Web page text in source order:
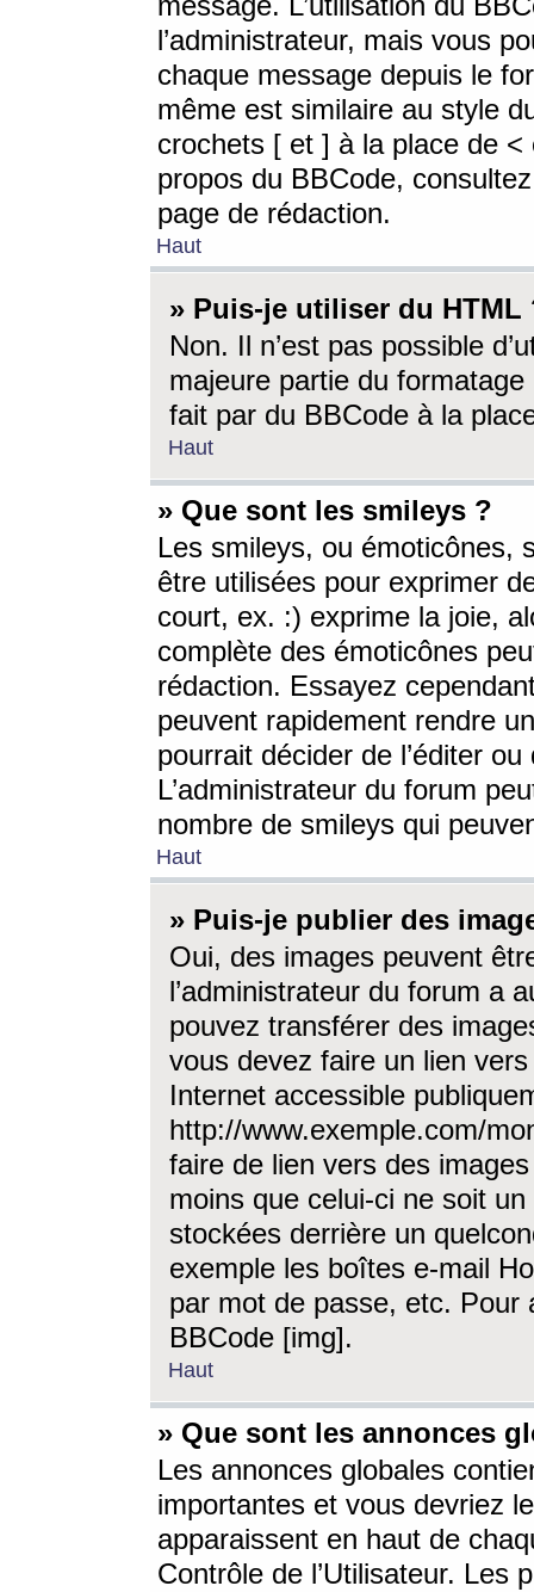
l’administrateur, mais vous
chaque message depuis le
même est similaire au style
crochets [ et ] à la place de <
propos du BBCode,
page de rédaction.
Haut
» Puis-je utiliser du HTML
Non. Il n’est pas possible
majeure partie du
fait par du BBCode à la
Haut
» Que sont les smileys ?
Les smileys, ou émoticônes,
être utilisées pour exprimer
court, ex. :) exprime la joie,
complète des émoticônes
rédaction. Essayez
peuvent rapidement rendre
pourrait décider de l’éditer
L’administrateur du forum
nombre de smileys qui
Haut
» Puis-je publier des
Oui, des images peuvent
l’administrateur du forum a
pouvez transférer des
vous devez faire un lien
Internet accessible
http://www.exemple.com/
faire de lien vers des
moins que celui-ci ne soit
stockées derrière un
exemple les boîtes e-mail
par mot de passe, etc. Pour
BBCode [img].
Haut
» Que sont les annonces
Les annonces globales
importantes et vous devriez
apparaissent en haut de
Contrôle de l’Utilisateur. Les